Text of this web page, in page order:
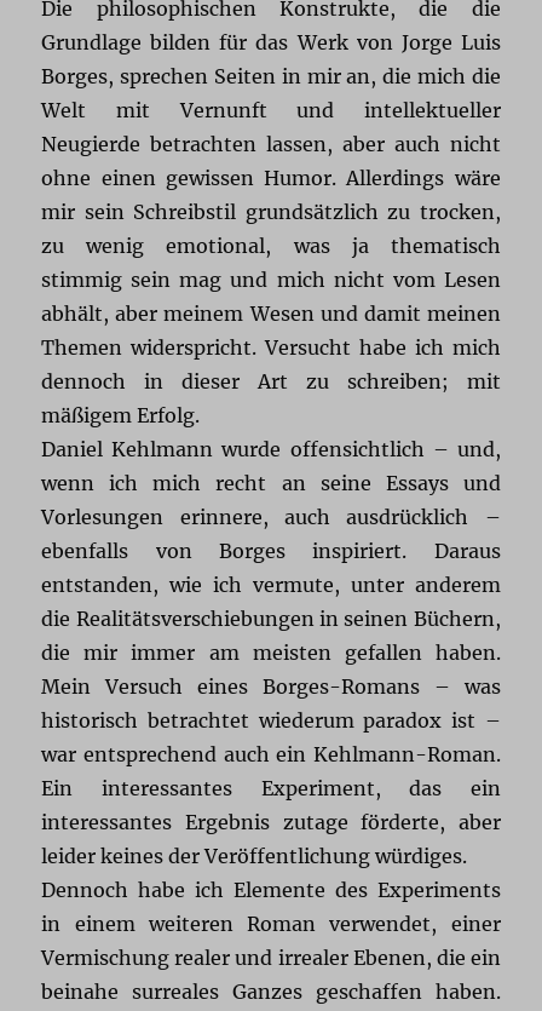
Die philosophischen Konstrukte, die die
Grundlage bilden für das Werk von Jorge Luis
Borges, sprechen Seiten in mir an, die mich die
Welt mit Vernunft und intellektueller
Neugierde betrachten lassen, aber auch nicht
ohne einen gewissen Humor. Allerdings wäre
mir sein Schreibstil grundsätzlich zu trocken,
zu wenig emotional, was ja thematisch
stimmig sein mag und mich nicht vom Lesen
abhält, aber meinem Wesen und damit meinen
Themen widerspricht. Versucht habe ich mich
dennoch in dieser Art zu schreiben; mit
mäßigem Erfolg.
Daniel Kehlmann wurde offensichtlich – und,
wenn ich mich recht an seine Essays und
Vorlesungen erinnere, auch ausdrücklich –
ebenfalls von Borges inspiriert. Daraus
entstanden, wie ich vermute, unter anderem
die Realitätsverschiebungen in seinen Büchern,
die mir immer am meisten gefallen haben.
Mein Versuch eines Borges-Romans – was
historisch betrachtet wiederum paradox ist –
war entsprechend auch ein Kehlmann-Roman.
Ein interessantes Experiment, das ein
interessantes Ergebnis zutage förderte, aber
leider keines der Veröffentlichung würdiges.
Dennoch habe ich Elemente des Experiments
in einem weiteren Roman verwendet, einer
Vermischung realer und irrealer Ebenen, die ein
beinahe surreales Ganzes geschaffen haben.